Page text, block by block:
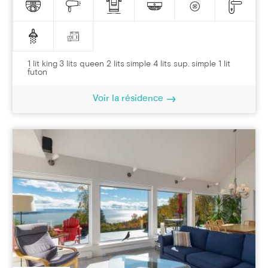
1 lit king 3 lits queen 2 lits simple 4 lits sup. simple 1 lit
futon
Voir la résidence